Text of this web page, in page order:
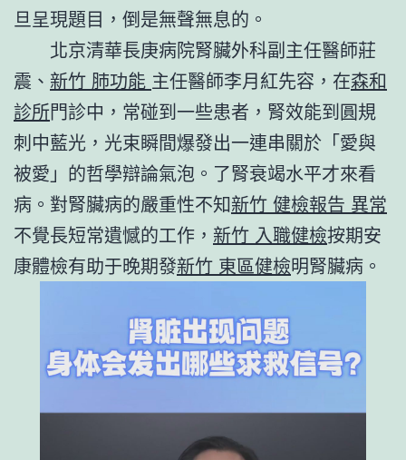
旦呈現題目，倒是無聲無息的。
北京清華長庚病院腎臟外科副主任醫師莊
震、 新竹 肺功能 主任醫師李月紅先容，在森和
診所門診中，常碰到一些患者，腎效能到圓規
刺中藍光，光束瞬間爆發出一連串關於「愛與
被愛」的哲學辯論氣泡。了腎衰竭水平才來看
病。對腎臟病的嚴重性不知新竹 健檢報告 異常
不覺長短常遺憾的工作， 新竹 入職健檢按期安
康體檢有助于晚期發新竹 東區健檢明腎臟病。